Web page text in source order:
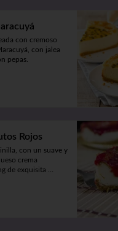
con cremoso
con jalea
pepas.
Rojos
con un suave y
crema
de exquisita